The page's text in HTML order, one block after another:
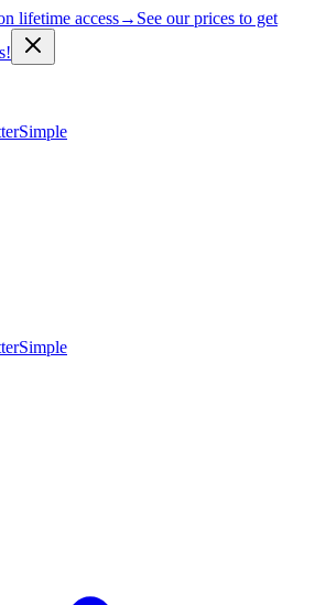
lifetime access→ See our prices to get
Simple
Simple